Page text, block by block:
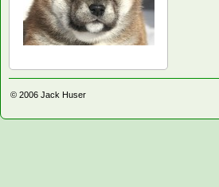
© 2006 Jack Huser